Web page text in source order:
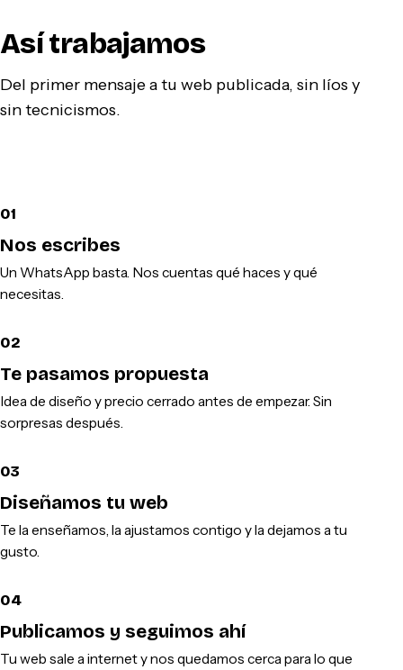
Así trabajamos
Del primer mensaje a tu web publicada, sin líos y
sin tecnicismos.
01
Nos escribes
Un WhatsApp basta. Nos cuentas qué haces y qué
necesitas.
02
Te pasamos propuesta
Idea de diseño y precio cerrado antes de empezar. Sin
sorpresas después.
03
Diseñamos tu web
Te la enseñamos, la ajustamos contigo y la dejamos a tu
gusto.
04
Publicamos y seguimos ahí
Tu web sale a internet y nos quedamos cerca para lo que